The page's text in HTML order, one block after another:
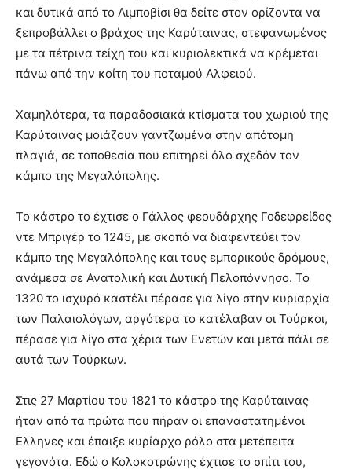
και δυτικά από το Λιμποβίσι θα δείτε στον ορίζοντα να
ξεπροβάλλει ο βράχος της Καρύταινας, στεφανωμένος
με τα πέτρινα τείχη του και κυριολεκτικά να κρέμεται
πάνω από την κοίτη του ποταμού Αλφειού.
Χαμηλότερα, τα παραδοσιακά κτίσματα του χωριού της
Καρύταινας μοιάζουν γαντζωμένα στην απότομη
πλαγιά, σε τοποθεσία που επιτηρεί όλο σχεδόν τον
κάμπο της Μεγαλόπολης.
Το κάστρο το έχτισε ο Γάλλος φεουδάρχης Γοδεφρείδος
ντε Μπριγέρ το 1245, με σκοπό να διαφεντεύει τον
κάμπο της Μεγαλόπολης και τους εμπορικούς δρόμους,
ανάμεσα σε Ανατολική και Δυτική Πελοπόννησο. Το
1320 το ισχυρό καστέλι πέρασε για λίγο στην κυριαρχία
των Παλαιολόγων, αργότερα το κατέλαβαν οι Τούρκοι,
πέρασε για λίγο στα χέρια των Ενετών και μετά πάλι σε
αυτά των Τούρκων.
Στις 27 Μαρτίου του 1821 το κάστρο της Καρύταινας
ήταν από τα πρώτα που πήραν οι επαναστατημένοι
Ελληνες και έπαιξε κυρίαρχο ρόλο στα μετέπειτα
γεγονότα. Εδώ ο Κολοκοτρώνης έχτισε το σπίτι του,